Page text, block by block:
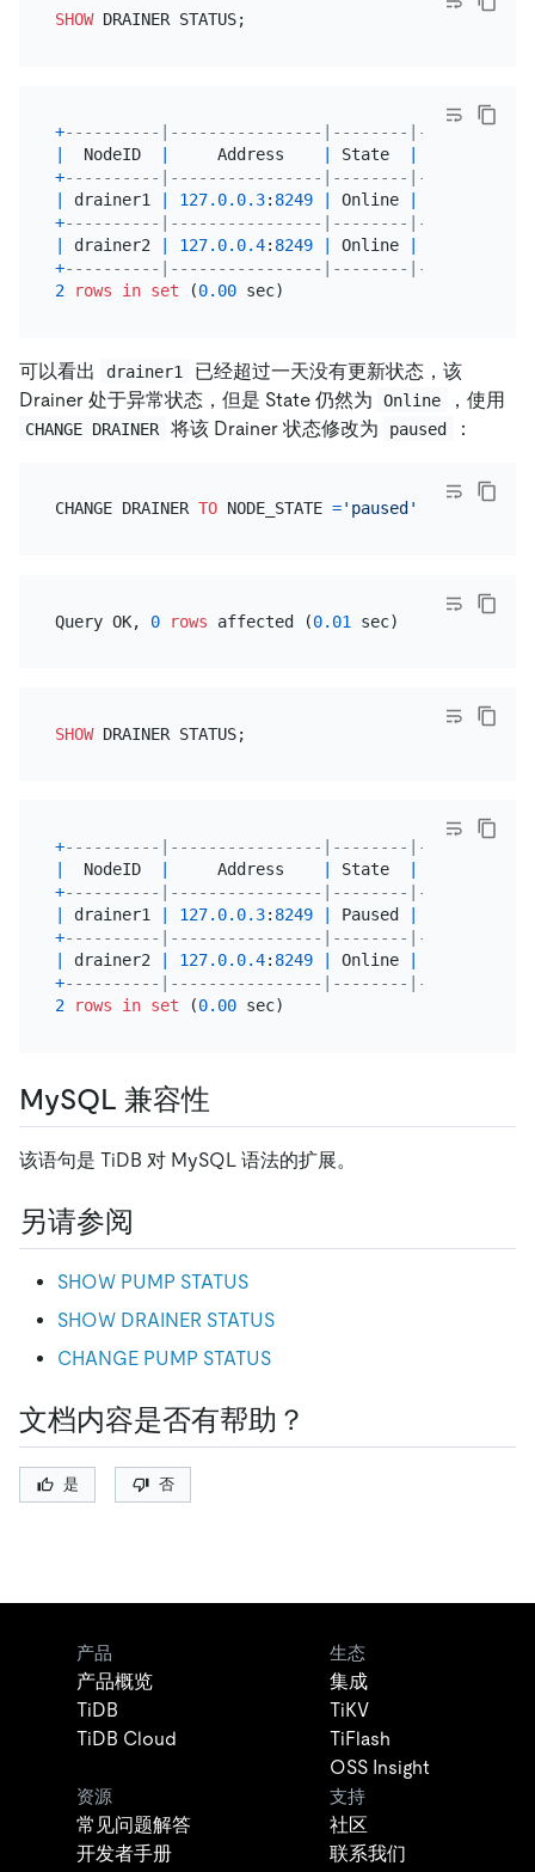
SHOW
+----------|----------------|--------
  NodeID
     Address
State
+----------|----------------|--------
drainer1 127.0.0.3: 8249 Online
+----------|----------------|--------
drainer2 127.0.0.4: 8249 Online
+----------|----------------|--------
2
rows in set (0.00
可以看出 drainer1
已经超过一天没有更新状态，该
Drainer 处于异常状态，但是 State 仍然为
Online ，使用
CHANGE DRAINER 将该 Drainer 状态修改为 paused ：
CHANGE DRAINER TO NODE_STATE ='paused'
Query OK, 0 rows affected (0.01
SHOW
+----------|----------------|--------
  NodeID
     Address
State
+----------|----------------|--------
drainer1 127.0.0.3: 8249 Paused
+----------|----------------|--------
drainer2 127.0.0.4: 8249 Online
+----------|----------------|--------
2
rows in set (0.00
MySQL 兼容性
该语句是 TiDB 对 MySQL 语法的扩展。
另请参阅
SHOW PUMP STATUS
SHOW DRAINER STATUS
CHANGE PUMP STATUS
文档内容是否有帮助？
是 否
产品
产品概览
TiDB
TiDB Cloud
生态
集成
TiKV
TiFlash
OSS Insight
资源
常见问题解答
开发者手册
支持
社区
联系我们